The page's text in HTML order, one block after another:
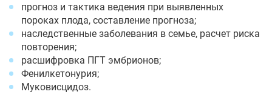
прогноз и тактика ведения при выявленных
пороках плода, составление прогноза;
наследственные заболевания в семье, расчет риска
повторения;
расшифровка ПГТ эмбрионов;
Фенилкетонурия;
Муковисцидоз.